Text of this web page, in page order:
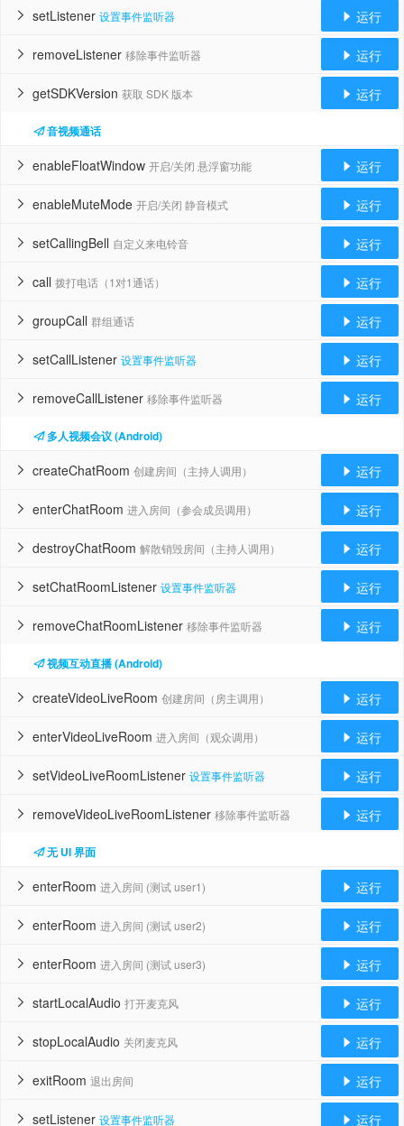
setListener 设置事件监听器
  运行
removeListener 移除事件监听器
  运行
getSDKVersion 获取 SDK 版本
  运行
音视频通话
enableFloatWindow 开启/关闭 悬浮窗功能
  运行
enableMuteMode 开启/关闭 静音模式
  运行
setCallingBell 自定义来电铃音
  运行
call 拨打电话（1对1通话）
  运行
groupCall 群组通话
  运行
setCallListener 设置事件监听器
  运行
removeCallListener 移除事件监听器
  运行
多人视频会议 (Android)
createChatRoom 创建房间（主持人调用）
  运行
enterChatRoom 进入房间（参会成员调用）
  运行
destroyChatRoom 解散销毁房间（主持人调用）
  运行
setChatRoomListener 设置事件监听器
  运行
removeChatRoomListener 移除事件监听器
  运行
视频互动直播 (Android)
createVideoLiveRoom 创建房间（房主调用）
  运行
enterVideoLiveRoom 进入房间（观众调用）
  运行
setVideoLiveRoomListener 设置事件监听器
  运行
removeVideoLiveRoomListener 移除事件监听器
  运行
无 UI 界面
enterRoom 进入房间 (测试 user1)
  运行
enterRoom 进入房间 (测试 user2)
  运行
enterRoom 进入房间 (测试 user3)
  运行
startLocalAudio 打开麦克风
  运行
stopLocalAudio 关闭麦克风
  运行
exitRoom 退出房间
  运行
setListener 设置事件监听器
  运行